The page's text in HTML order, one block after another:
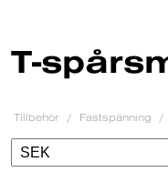
T-
Tillbehör Fastspänning